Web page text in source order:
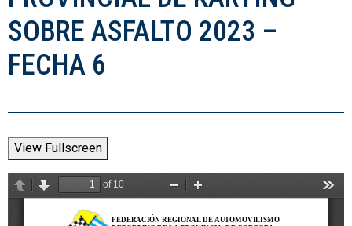
SOBRE ASFALTO 2023 –
FECHA 6
View Fullscreen